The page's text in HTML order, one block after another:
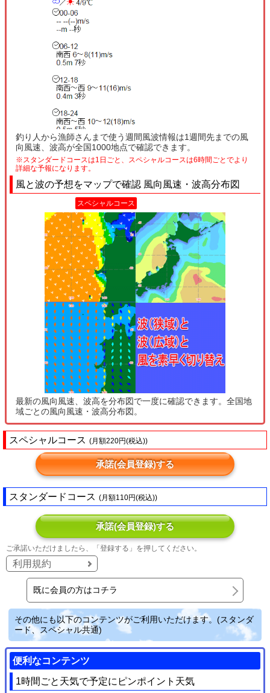
釣り人から漁師さんまで使う週間風波情報は1週間先までの風
向風速、波高が全国1000地点で確認できます。
※スタンダードコースは1日ごと、スペシャルコースは6時間ごとでより
詳細な予報になります。
風と波の予想をマップで確認 風向風速・波高分布図
スペシャルコース
最新の風向風速、波高を分布図で一度に確認できます。全国地
域ごとの風向風速・波高分布図。
スペシャルコース (月額220円(税込))
承諾(会員登録)する
スタンダードコース (月額110円(税込))
承諾(会員登録)する
ご承諾いただけましたら、「登録する」を押してください。
利用規約
既に会員の方はコチラ
その他にも以下のコンテンツがご利用いただけます。(スタンダ
ード、スペシャル共通)
便利なコンテンツ
1時間ごと天気で予定にピンポイント天気